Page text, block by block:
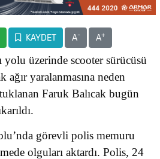
KAYDET A- A+
yolu üzerinde scooter sürücüsü
ağır yaralanmasına neden
Faruk Balıcak bugün
görevli polis memuru
olguları aktardı. Polis, 24